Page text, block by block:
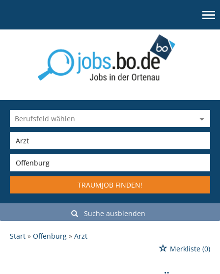
TRAUMJOB FINDEN!
Suche ausblenden
Start Offenburg
Arzt
Merkliste (0)